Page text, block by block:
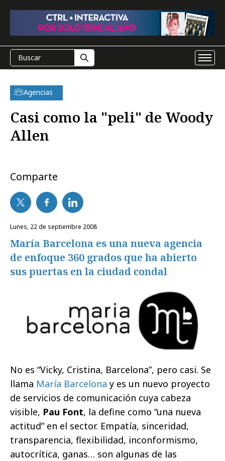
Agencias
Casi como la "peli" de Woody
Allen
Comparte
lunes, 22 de septiembre 2008
María Barcelona es una nueva agencia
de enfoque 360 grados que ha abierto
sus puertas en la ciudad condal
No es “Vicky, Cristina, Barcelona”, pero casi. Se
llama María Barcelona y es un nuevo proyecto
de servicios de comunicación cuya cabeza
visible, Pau Font, la define como “una nueva
actitud” en el sector. Empatía, sinceridad,
transparencia, flexibilidad, inconformismo,
autocrítica, ganas… son algunas de las